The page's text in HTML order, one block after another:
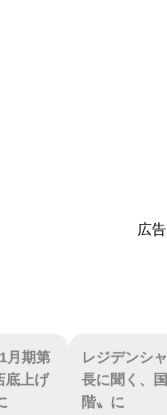
広告
月期第
底上げ
レジデンシ
長に聞く、
階〟に